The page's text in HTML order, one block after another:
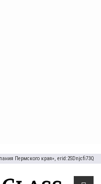
Пермского края», erid:2SDnjcfi73Q